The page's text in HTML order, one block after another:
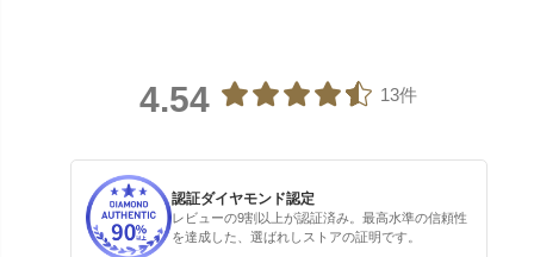
4.54 13件
認証ダイヤモンド認定
レビューの9割以上が認証済み。最高水準の信頼性
を達成した、選ばれしストアの証明です。